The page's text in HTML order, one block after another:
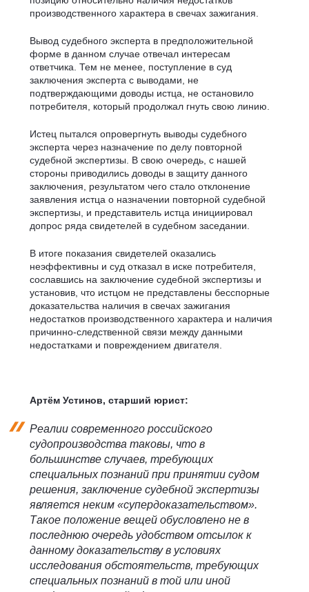
производственного характера в свечах зажигания.
Вывод судебного эксперта в предположительной
форме в данном случае отвечал интересам
ответчика. Тем не менее, поступление в суд
заключения эксперта с выводами, не
подтверждающими доводы истца, не остановило
потребителя, который продолжал гнуть свою линию.
Истец пытался опровергнуть выводы судебного
эксперта через назначение по делу повторной
судебной экспертизы. В свою очередь, с нашей
стороны приводились доводы в защиту данного
заключения, результатом чего стало отклонение
заявления истца о назначении повторной судебной
экспертизы, и представитель истца инициировал
допрос ряда свидетелей в судебном заседании.
В итоге показания свидетелей оказались
неэффективны и суд отказал в иске потребителя,
сославшись на заключение судебной экспертизы и
установив, что истцом не представлены бесспорные
доказательства наличия в свечах зажигания
недостатков производственного характера и наличия
причинно-следственной связи между данными
недостатками и повреждением двигателя.
Артём Устинов, старший юрист:
Реалии современного российского
судопроизводства таковы, что в
большинстве случаев, требующих
специальных познаний при принятии судом
решения, заключение судебной экспертизы
является неким «супердоказательством».
Такое положение вещей обусловлено не в
последнюю очередь удобством отсылок к
данному доказательству в условиях
исследования обстоятельств, требующих
специальных познаний в той или иной